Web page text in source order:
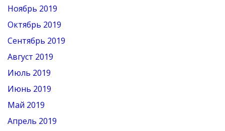
Ноябрь 2019
Октябрь 2019
Сентябрь 2019
Август 2019
Июль 2019
Июнь 2019
Май 2019
Апрель 2019